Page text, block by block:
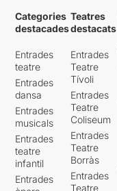
Categories
destacades
Entrades
teatre
Entrades
dansa
Entrades
musicals
Entrades
teatre
infantil
Entrades
Teatres
destacats
Entrades
Teatre
Tívoli
Entrades
Teatre
Coliseum
Entrades
Teatre
Borràs
Entrades
Teatre